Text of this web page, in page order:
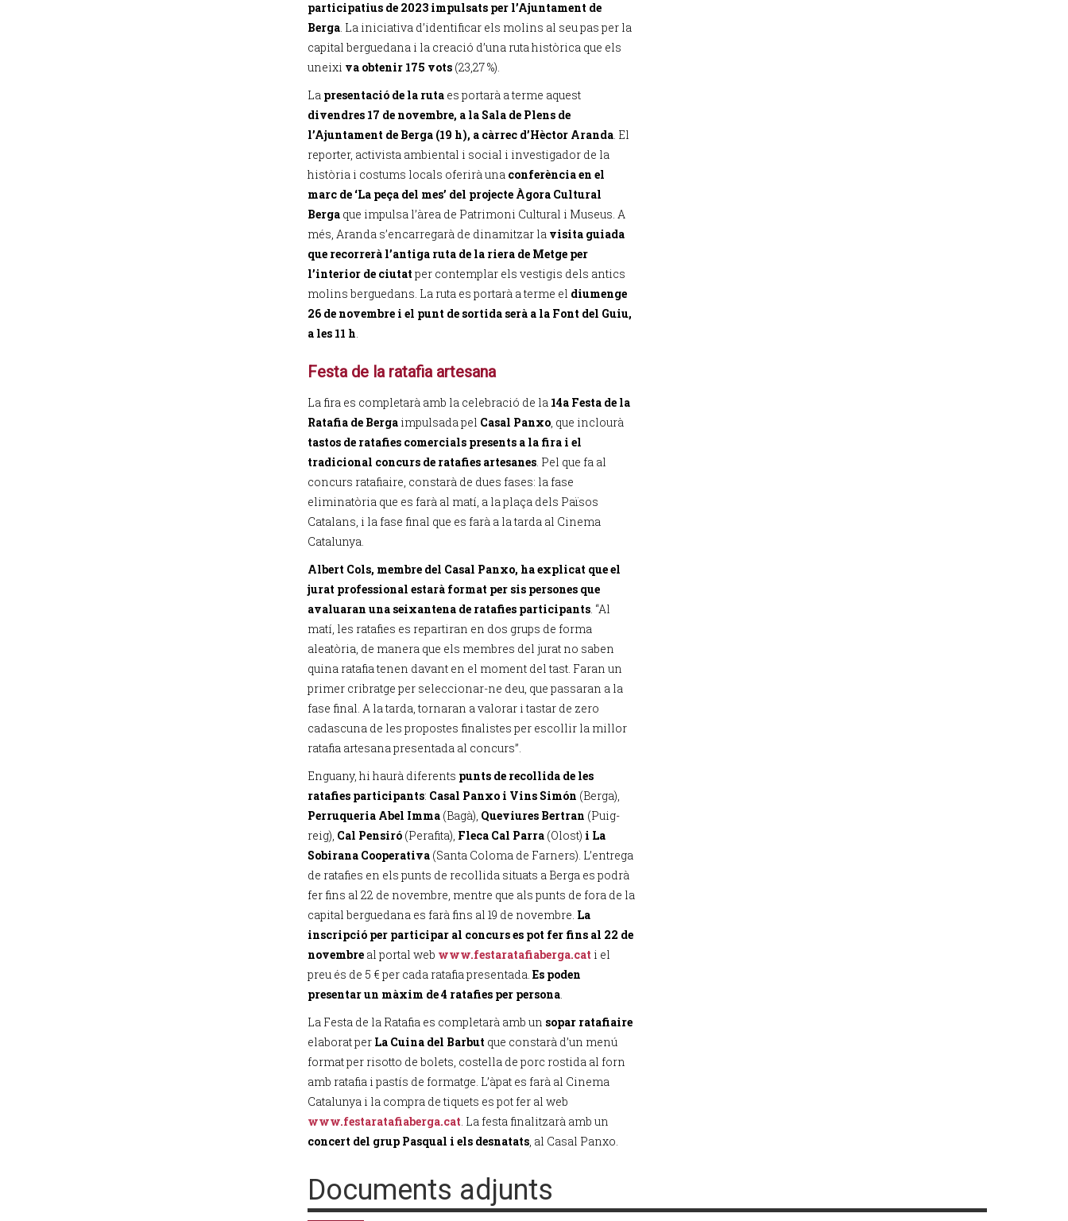
participatius de 2023 impulsats per l’Ajuntament de
Berga. La iniciativa d’identificar els molins al seu pas per la
capital berguedana i la creació d’una ruta històrica que els
uneixi va obtenir 175 vots (23,27 %).
La presentació de la ruta es portarà a terme aquest
divendres 17 de novembre, a la Sala de Plens de
l’Ajuntament de Berga (19 h), a càrrec d’Hèctor Aranda. El
reporter, activista ambiental i social i investigador de la
història i costums locals oferirà una conferència en el
marc de ‘La peça del mes’ del projecte Àgora Cultural
Berga que impulsa l’àrea de Patrimoni Cultural i Museus. A
més, Aranda s’encarregarà de dinamitzar la visita guiada
que recorrerà l’antiga ruta de la riera de Metge per
l’interior de ciutat per contemplar els vestigis dels antics
molins berguedans. La ruta es portarà a terme el diumenge
26 de novembre i el punt de sortida serà a la Font del Guiu,
a les 11 h.
Festa de la ratafia artesana
La fira es completarà amb la celebració de la 14a Festa de la
Ratafia de Berga impulsada pel Casal Panxo, que inclourà
tastos de ratafies comercials presents a la fira i el
tradicional concurs de ratafies artesanes. Pel que fa al
concurs ratafiaire, constarà de dues fases: la fase
eliminatòria que es farà al matí, a la plaça dels Països
Catalans, i la fase final que es farà a la tarda al Cinema
Catalunya.
Albert Cols, membre del Casal Panxo, ha explicat que el
jurat professional estarà format per sis persones que
avaluaran una seixantena de ratafies participants. “Al
matí, les ratafies es repartiran en dos grups de forma
aleatòria, de manera que els membres del jurat no saben
quina ratafia tenen davant en el moment del tast. Faran un
primer cribratge per seleccionar-ne deu, que passaran a la
fase final. A la tarda, tornaran a valorar i tastar de zero
cadascuna de les propostes finalistes per escollir la millor
ratafia artesana presentada al concurs”.
Enguany, hi haurà diferents punts de recollida de les
ratafies participants: Casal Panxo i Vins Simón (Berga),
Perruqueria Abel Imma (Bagà), Queviures Bertran (Puig-
reig), Cal Pensiró (Perafita), Fleca Cal Parra (Olost) i La
Sobirana Cooperativa (Santa Coloma de Farners). L’entrega
de ratafies en els punts de recollida situats a Berga es podrà
fer fins al 22 de novembre, mentre que als punts de fora de la
capital berguedana es farà fins al 19 de novembre. La
inscripció per participar al concurs es pot fer fins al 22 de
novembre al portal web www.festaratafiaberga.cat i el
preu és de 5 € per cada ratafia presentada. Es poden
presentar un màxim de 4 ratafies per persona.
La Festa de la Ratafia es completarà amb un sopar ratafiaire
elaborat per La Cuina del Barbut que constarà d’un menú
format per risotto de bolets, costella de porc rostida al forn
amb ratafia i pastís de formatge. L’àpat es farà al Cinema
Catalunya i la compra de tiquets es pot fer al web
www.festaratafiaberga.cat. La festa finalitzarà amb un
concert del grup Pasqual i els desnatats, al Casal Panxo.
Documents adjunts